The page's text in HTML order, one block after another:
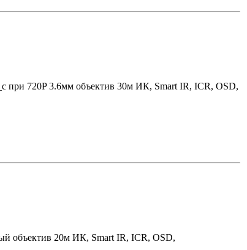
при 720P 3.6мм объектив 30м ИК, Smart IR, ICR, OSD,
объектив 20м ИК, Smart IR, ICR, OSD,